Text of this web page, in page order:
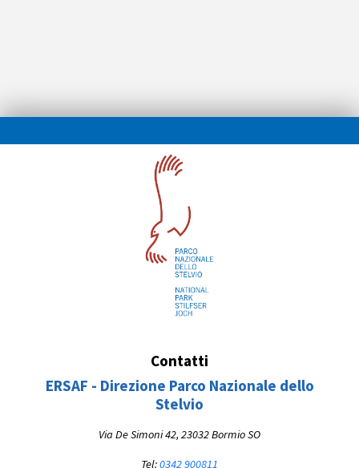
Contatti
ERSAF - Direzione Parco Nazionale dello
Stelvio
Via De Simoni 42, 23032 Bormio SO
Tel:0342 900811